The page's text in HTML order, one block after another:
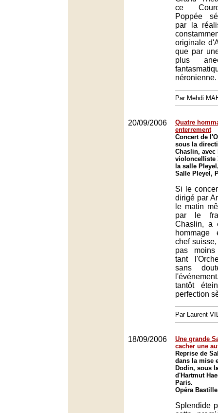
ce
Poppée
par la
originale
que par
plus
néronienne.
Par Mehdi
20/09/2006
Quatre
enterrement
Concert de
sous la
Chaslin,
violoncelliste
la salle
Salle Pleyel,
Si le
dirigé par
le matin
par le
Chaslin, a
chef
pas
tant
sans
tantôt
perfection
Par Laurent
18/09/2006
Une grande
cacher une
Reprise de
dans la mise
Dodin, sous
d'Hartmut
Paris.
Opéra
Splendide